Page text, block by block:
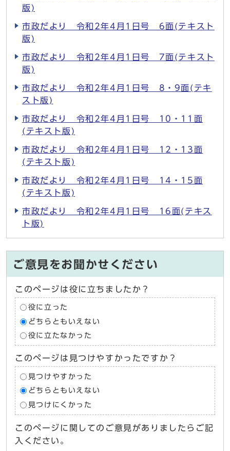
版)
市政だより 令和2年4月1日号 6面(テキスト
版)
市政だより 令和2年4月1日号 7面(テキスト
版)
市政だより 令和2年4月1日号 8・9面(テキ
スト版)
市政だより 令和2年4月1日号 10・11面
(テキスト版)
市政だより 令和2年4月1日号 12・13面
(テキスト版)
市政だより 令和2年4月1日号 14・15面
(テキスト版)
市政だより 令和2年4月1日号 16面(テキス
ト版)
ご意見をお聞かせください
このページは役に立ちましたか？
役に立った
どちらともいえない
役に立たなかった
このページは見つけやすかったですか？
見つけやすかった
どちらともいえない
見つけにくかった
このページに関してのご意見がありましたらご記
入ください。